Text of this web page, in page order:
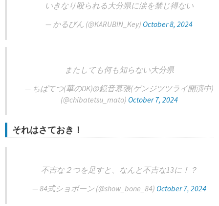
いきなり殴られる大分県に涙を禁じ得ない
— かるびん (@KARUBIN_Key) October 8, 2024
またしても何も知らない大分県
— ちばてつ(華のDK)@鏡音幕張(ゲンジツツライ開演中)
(@chibatetsu_mato) October 7, 2024
それはさておき！
不吉な２つを足すと、なんと不吉な13に！？
— 84式ショボーン (@show_bone_84) October 7, 2024